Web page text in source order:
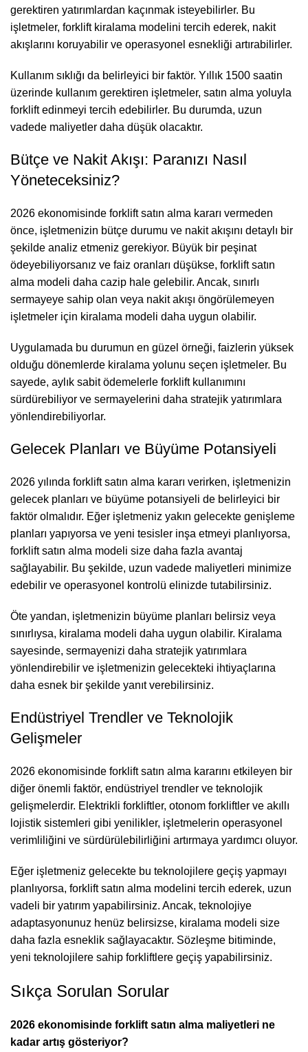
gerektiren yatırımlardan kaçınmak isteyebilirler. Bu
işletmeler, forklift kiralama modelini tercih ederek, nakit
akışlarını koruyabilir ve operasyonel esnekliği artırabilirler.
Kullanım sıklığı da belirleyici bir faktör. Yıllık 1500 saatin
üzerinde kullanım gerektiren işletmeler, satın alma yoluyla
forklift edinmeyi tercih edebilirler. Bu durumda, uzun
vadede maliyetler daha düşük olacaktır.
Bütçe ve Nakit Akışı: Paranızı Nasıl
Yöneteceksiniz?
2026 ekonomisinde forklift satın alma kararı vermeden
önce, işletmenizin bütçe durumu ve nakit akışını detaylı bir
şekilde analiz etmeniz gerekiyor. Büyük bir peşinat
ödeyebiliyorsanız ve faiz oranları düşükse, forklift satın
alma modeli daha cazip hale gelebilir. Ancak, sınırlı
sermayeye sahip olan veya nakit akışı öngörülemeyen
işletmeler için kiralama modeli daha uygun olabilir.
Uygulamada bu durumun en güzel örneği, faizlerin yüksek
olduğu dönemlerde kiralama yolunu seçen işletmeler. Bu
sayede, aylık sabit ödemelerle forklift kullanımını
sürdürebiliyor ve sermayelerini daha stratejik yatırımlara
yönlendirebiliyorlar.
Gelecek Planları ve Büyüme Potansiyeli
2026 yılında forklift satın alma kararı verirken, işletmenizin
gelecek planları ve büyüme potansiyeli de belirleyici bir
faktör olmalıdır. Eğer işletmeniz yakın gelecekte genişleme
planları yapıyorsa ve yeni tesisler inşa etmeyi planlıyorsa,
forklift satın alma modeli size daha fazla avantaj
sağlayabilir. Bu şekilde, uzun vadede maliyetleri minimize
edebilir ve operasyonel kontrolü elinizde tutabilirsiniz.
Öte yandan, işletmenizin büyüme planları belirsiz veya
sınırlıysa, kiralama modeli daha uygun olabilir. Kiralama
sayesinde, sermayenizi daha stratejik yatırımlara
yönlendirebilir ve işletmenizin gelecekteki ihtiyaçlarına
daha esnek bir şekilde yanıt verebilirsiniz.
Endüstriyel Trendler ve Teknolojik
Gelişmeler
2026 ekonomisinde forklift satın alma kararını etkileyen bir
diğer önemli faktör, endüstriyel trendler ve teknolojik
gelişmelerdir. Elektrikli forkliftler, otonom forkliftler ve akıllı
lojistik sistemleri gibi yenilikler, işletmelerin operasyonel
verimliliğini ve sürdürülebilirliğini artırmaya yardımcı oluyor.
Eğer işletmeniz gelecekte bu teknolojilere geçiş yapmayı
planlıyorsa, forklift satın alma modelini tercih ederek, uzun
vadeli bir yatırım yapabilirsiniz. Ancak, teknolojiye
adaptasyonunuz henüz belirsizse, kiralama modeli size
daha fazla esneklik sağlayacaktır. Sözleşme bitiminde,
yeni teknolojilere sahip forkliftlere geçiş yapabilirsiniz.
Sıkça Sorulan Sorular
2026 ekonomisinde forklift satın alma maliyetleri ne
kadar artış gösteriyor?